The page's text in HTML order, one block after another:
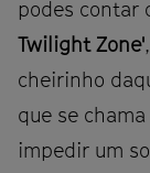
podes contar
Twilight Zone'
cheirinho
que se chama
impedir um